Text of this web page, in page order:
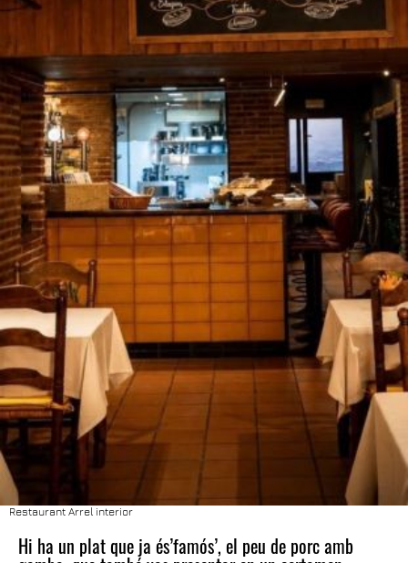
Restaurant Arrel interior
Hi ha un plat que ja és’famós’, el peu de porc amb